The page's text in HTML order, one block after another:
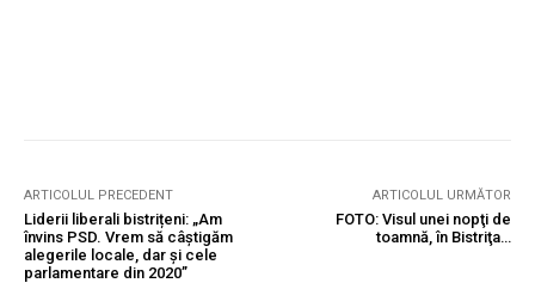
ARTICOLUL PRECEDENT
Liderii liberali bistrițeni: „Am
învins PSD. Vrem să câștigăm
alegerile locale, dar și cele
parlamentare din 2020”
ARTICOLUL URMĂTOR
FOTO: Visul unei nopţi de
toamnă, în Bistriţa…